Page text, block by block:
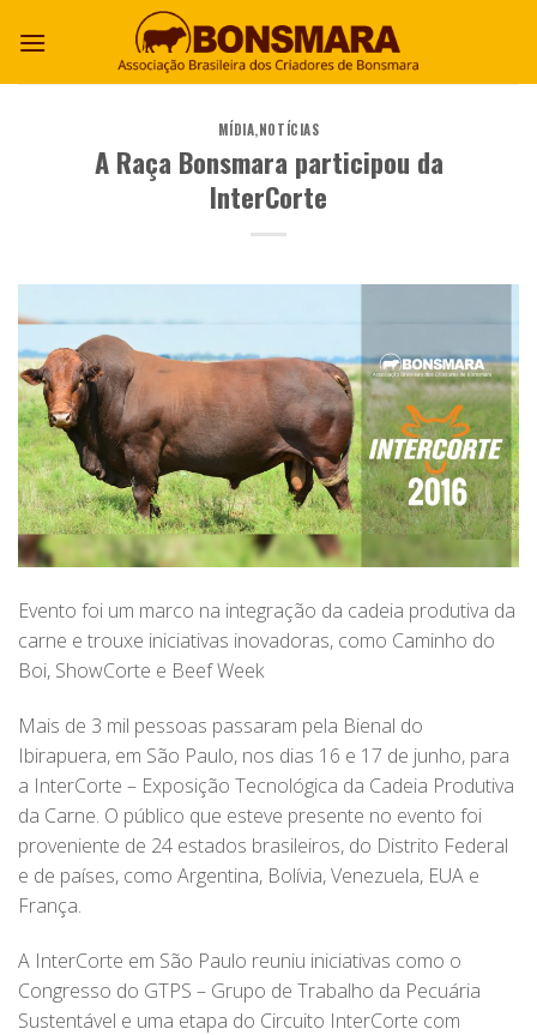
MÍDIA,NOTÍCIAS
A Raça Bonsmara participou da
InterCorte
Evento foi um marco na integração da cadeia produtiva da
carne e trouxe iniciativas inovadoras, como Caminho do
Boi, ShowCorte e Beef Week
Mais de 3 mil pessoas passaram pela Bienal do
Ibirapuera, em São Paulo, nos dias 16 e 17 de junho, para
a InterCorte – Exposição Tecnológica da Cadeia Produtiva
da Carne. O público que esteve presente no evento foi
proveniente de 24 estados brasileiros, do Distrito Federal
e de países, como Argentina, Bolívia, Venezuela, EUA e
França.
A InterCorte em São Paulo reuniu iniciativas como o
Congresso do GTPS – Grupo de Trabalho da Pecuária
Sustentável e uma etapa do Circuito InterCorte com